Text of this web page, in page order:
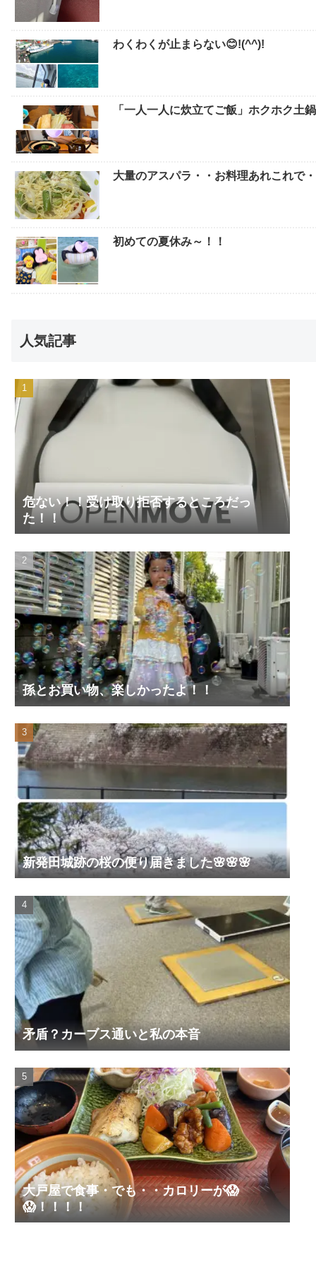
わくわくが止まらない😊!(^^)!
「一人一人に炊立てご飯」ホクホク土
大量のアスパラ・・お料理あれこれで
初めての夏休み～！！
人気記事
危ない！！受け取り拒否するところだっ
た！！
孫とお買い物、楽しかったよ！！
新発田城跡の桜の便り届きました🌸🌸🌸
矛盾？カーブス通いと私の本音
大戸屋で食事・でも・・カロリーが😱
😱！！！！